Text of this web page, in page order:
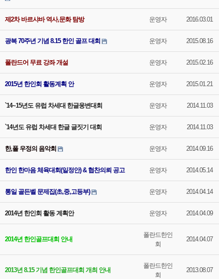
제2차 바르샤바 역사,문화 탐방 운영자 2016.03.01
광복 70주년 기념 8.15 한인 골프 대회 운영자 2015.08.16
폴란드어 무료 강좌 개설 운영자 2015.02.16
2015년 한인회 활동계획 안 운영자 2015.01.21
`14~15년도 유럽 차세대 한글웅변대회 운영자 2014.11.03
`14년도 유럽 차세대 한글 글짓기 대회 운영자 2014.11.03
한,폴 우정의 음악회 운영자 2014.09.16
한인 한마음 체육대회(일정안) & 협찬의뢰 공고 운영자 2014.05.14
통일 골든벨 문제집(초,중,고등부) 운영자 2014.04.14
2014년 한인회 활동 계획안 운영자 2014.04.09
2014년 한인골프대회 안내
폴란드한인
회
2014.04.07
2013년 8.15 기념 한인골프대회 개최 안내
폴란드한인
회
2013.08.07